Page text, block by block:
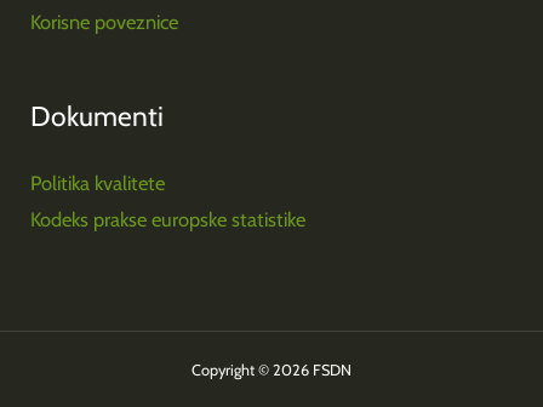
Korisne poveznice
Dokumenti
Politika kvalitete
Kodeks prakse europske statistike
Copyright © 2026 FSDN